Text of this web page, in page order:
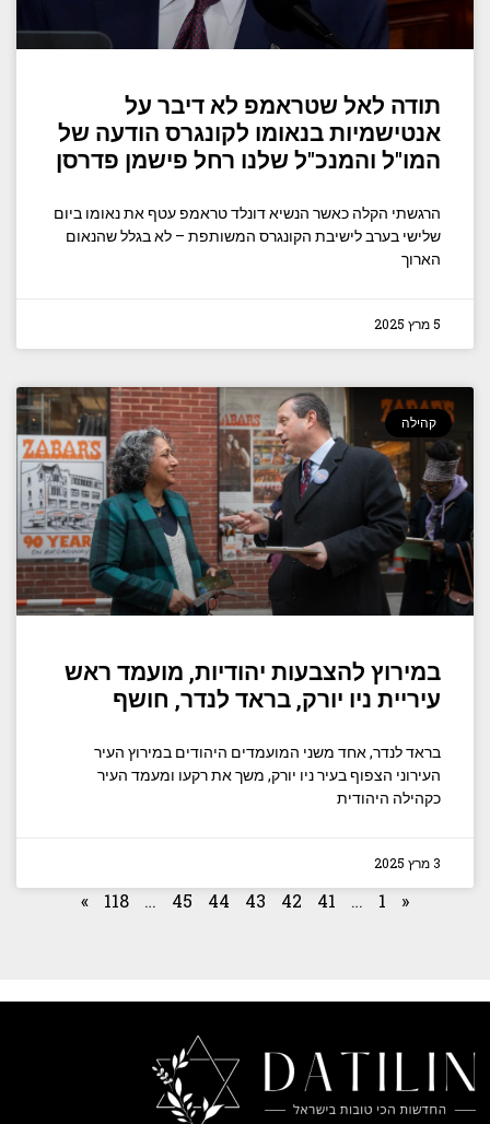
תודה לאל שטראמפ לא דיבר על
אנטישמיות בנאומו לקונגרס הודעה של
המו"ל והמנכ"ל שלנו רחל פישמן פדרסן
הרגשתי הקלה כאשר הנשיא דונלד טראמפ עטף את נאומו ביום
שלישי בערב לישיבת הקונגרס המשותפת – לא בגלל שהנאום
הארוך
5 מרץ 2025
קהילה
במירוץ להצבעות יהודיות, מועמד ראש
עיריית ניו יורק, בראד לנדר, חושף
בראד לנדר, אחד משני המועמדים היהודים במירוץ העיר
העירוני הצפוף בעיר ניו יורק, משך את רקעו ומעמד העיר
כקהילה היהודית
3 מרץ 2025
«
1
…
41
42
43
44
45
…
118
»